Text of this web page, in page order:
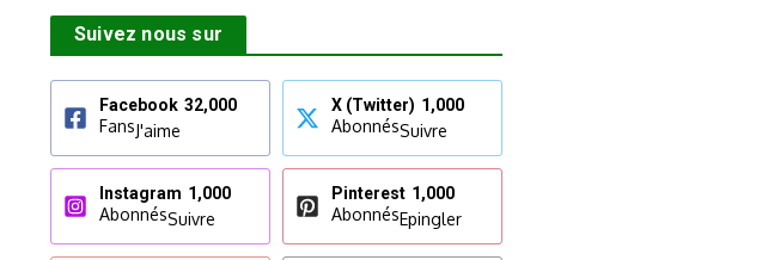
Suivez nous sur
Facebook 32,000
FansJ'aime
X (Twitter) 1,000
AbonnésSuivre
Instagram 1,000
AbonnésSuivre
Pinterest 1,000
AbonnésEpingler